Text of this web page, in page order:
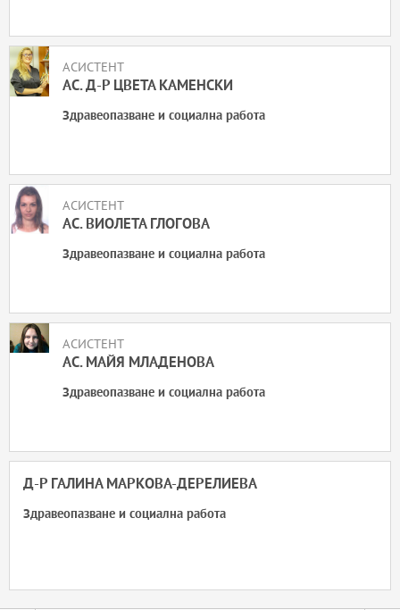
АСИСТЕНТ
АС. Д-Р ЦВЕТА КАМЕНСКИ
Здравеопазване и социална работа
АСИСТЕНТ
АС. ВИОЛЕТА ГЛОГОВА
Здравеопазване и социална работа
АСИСТЕНТ
АС. МАЙЯ МЛАДЕНОВА
Здравеопазване и социална работа
Д-Р ГАЛИНА МАРКОВА-ДЕРЕЛИЕВА
Здравеопазване и социална работа